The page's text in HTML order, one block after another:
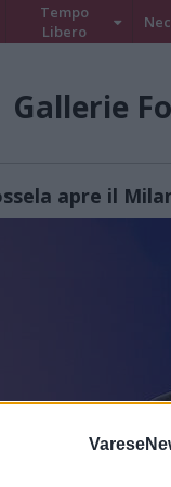
Tempo
Libero
Gallerie
apre il